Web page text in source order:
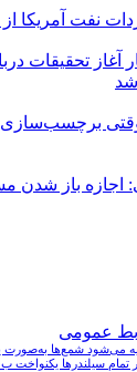
نفت آمریکا
آغاز تحقیقات
برچسب‌سازی
باز شدن
عمومی
می‌شود شمع‌ها
تمام سیلندرها یکنواخت